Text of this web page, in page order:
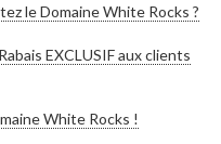
le Domaine White Rocks ?
EXCLUSIF aux clients
White Rocks !